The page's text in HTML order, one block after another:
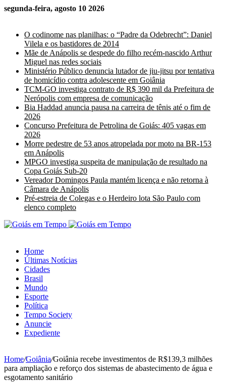
segunda-feira, agosto 10 2026
O codinome nas planilhas: o “Padre da Odebrecht”: Daniel
Vilela e os bastidores de 2014
Mãe de Anápolis se despede do filho recém-nascido Arthur
Miguel nas redes sociais
Ministério Público denuncia lutador de jiu-jitsu por tentativa
de homicídio contra adolescente em Goiânia
TCM-GO investiga contrato de R$ 390 mil da Prefeitura de
Nerópolis com empresa de comunicação
Bia Haddad anuncia pausa na carreira de tênis até o fim de
2026
Concurso Prefeitura de Petrolina de Goiás: 405 vagas em
2026
Morre pedestre de 53 anos atropelada por moto na BR-153
em Anápolis
MPGO investiga suspeita de manipulação de resultado na
Copa Goiás Sub-20
Vereador Domingos Paula mantém licença e não retorna à
Câmara de Anápolis
Pré-estreia de Colegas e o Herdeiro lota São Paulo com
elenco completo
Home
Últimas Notícias
Cidades
Brasil
Mundo
Esporte
Política
Tempo Society
Anuncie
Expediente
Home/Goiânia/Goiânia recebe investimentos de R$139,3 milhões
para ampliação e reforço dos sistemas de abastecimento de água e
esgotamento sanitário